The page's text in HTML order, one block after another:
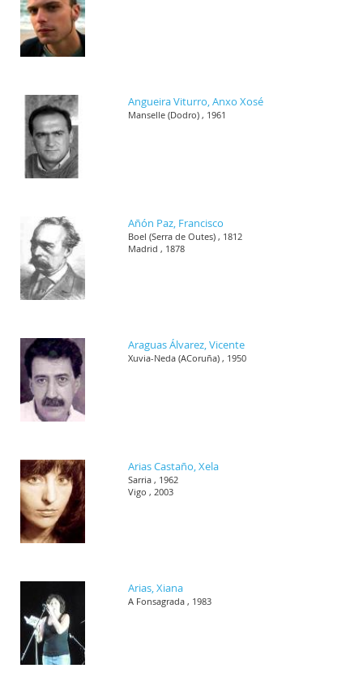
Angueira Viturro, Anxo Xosé
Manselle (Dodro) , 1961
Añón Paz, Francisco
Boel (Serra de Outes) , 1812
Madrid , 1878
Araguas Álvarez, Vicente
Xuvia-Neda (ACoruña) , 1950
Arias Castaño, Xela
Sarria , 1962
Vigo , 2003
Arias, Xiana
A Fonsagrada , 1983